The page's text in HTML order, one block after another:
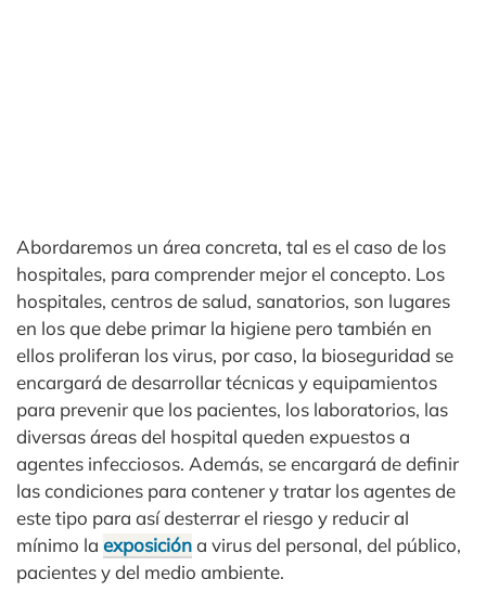
Abordaremos un área concreta, tal es el caso de los
hospitales, para comprender mejor el concepto. Los
hospitales, centros de salud, sanatorios, son lugares
en los que debe primar la higiene pero también en
ellos proliferan los virus, por caso, la bioseguridad se
encargará de desarrollar técnicas y equipamientos
para prevenir que los pacientes, los laboratorios, las
diversas áreas del hospital queden expuestos a
agentes infecciosos. Además, se encargará de definir
las condiciones para contener y tratar los agentes de
este tipo para así desterrar el riesgo y reducir al
mínimo la exposicióna virus del personal, del público,
pacientes y del medio ambiente.